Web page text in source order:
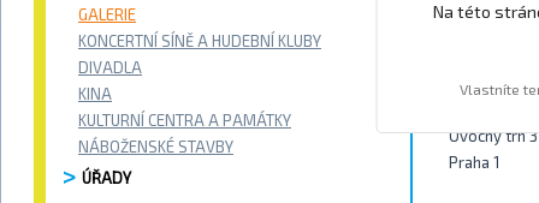
GALERIE
KONCERTNÍ SÍNĚ A HUDEBNÍ KLUBY
DIVADLA
KINA
KULTURNÍ CENTRA A PAMÁTKY
NÁBOŽENSKÉ STAVBY
ÚŘADY
Ovocný trh
Praha 1
Na této
Vlastníte